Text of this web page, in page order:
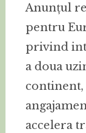
Anunțul
pentru
privind
a doua
continent,
accelera